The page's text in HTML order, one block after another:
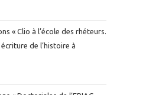
« Clio à l’école des rhéteurs.
de l’histoire à